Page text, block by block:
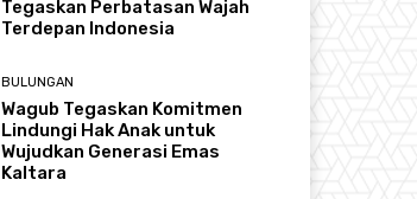
Tegaskan Perbatasan Wajah
Terdepan Indonesia
BULUNGAN
Wagub Tegaskan Komitmen
Lindungi Hak Anak untuk
Wujudkan Generasi Emas
Kaltara